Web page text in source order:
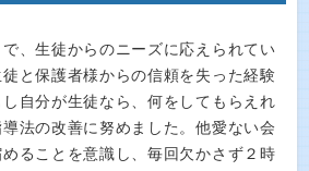
、生徒からのニーズに応えられてい
と保護者様からの信頼を失った経験
自分が生徒なら、何をしてもらえれ
法の改善に努めました。他愛ない会
ることを意識し、毎回欠かさず２時